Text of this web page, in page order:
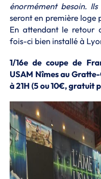
énormément besoin.
seront en première loge
En attendant le retour
fois-ci bien installé à
1/16e de coupe de
USAM Nîmes au
à 21H(5 ou 10€, gratuit